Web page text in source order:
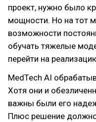
проект, нужно было
мощности. Но на тот
возможности
обучать тяжелые
перейти на
MedTech AI
Хотя они и
важны были его
Плюс решение